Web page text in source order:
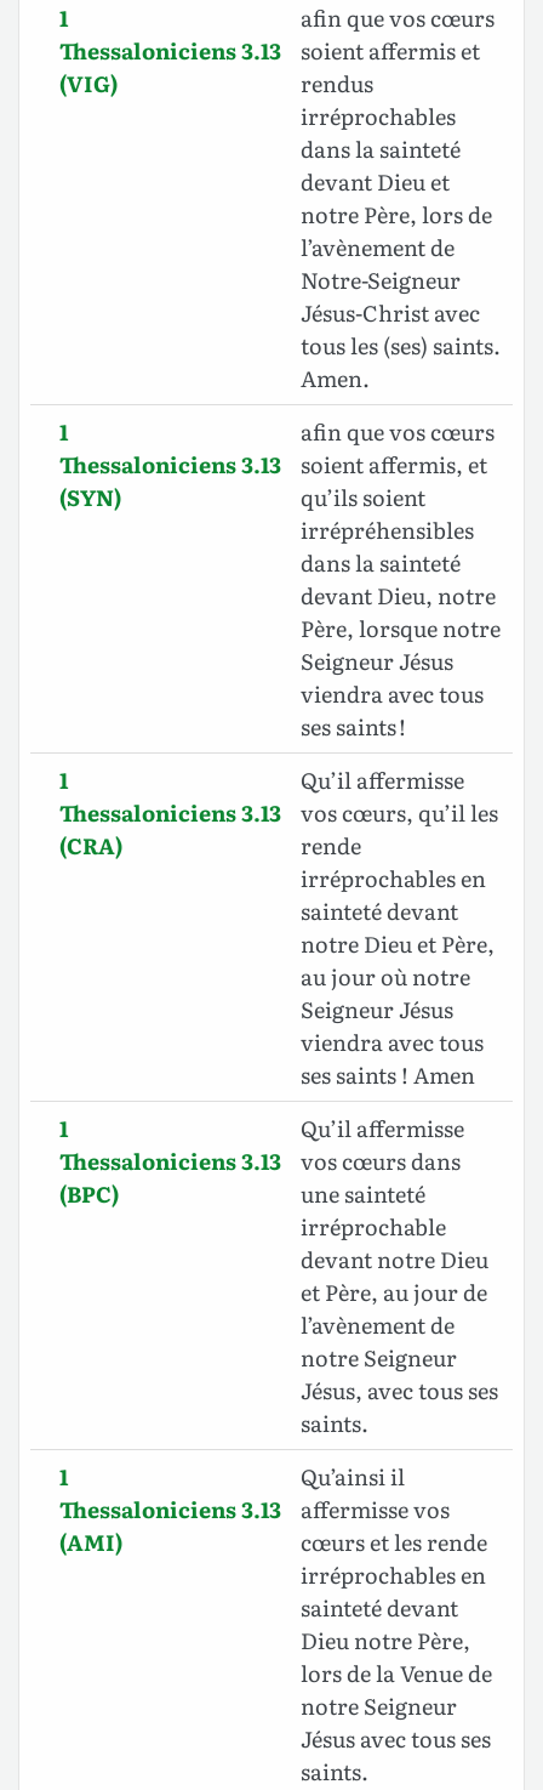
1
Thessaloniciens 3.13
(VIG)
afin que vos cœurs
soient affermis et
rendus
irréprochables
dans la sainteté
devant Dieu et
notre Père, lors de
l’avènement de
Notre-Seigneur
Jésus-Christ avec
tous les (ses) saints.
Amen.
1
Thessaloniciens 3.13
(SYN)
afin que vos cœurs
soient affermis, et
qu’ils soient
irrépréhensibles
dans la sainteté
devant Dieu, notre
Père, lorsque notre
Seigneur Jésus
viendra avec tous
ses saints !
1
Thessaloniciens 3.13
(CRA)
Qu’il affermisse
vos cœurs, qu’il les
rende
irréprochables en
sainteté devant
notre Dieu et Père,
au jour où notre
Seigneur Jésus
viendra avec tous
ses saints ! Amen
1
Thessaloniciens 3.13
(BPC)
Qu’il affermisse
vos cœurs dans
une sainteté
irréprochable
devant notre Dieu
et Père, au jour de
l’avènement de
notre Seigneur
Jésus, avec tous ses
saints.
1
Thessaloniciens 3.13
(AMI)
Qu’ainsi il
affermisse vos
cœurs et les rende
irréprochables en
sainteté devant
Dieu notre Père,
lors de la Venue de
notre Seigneur
Jésus avec tous ses
saints.